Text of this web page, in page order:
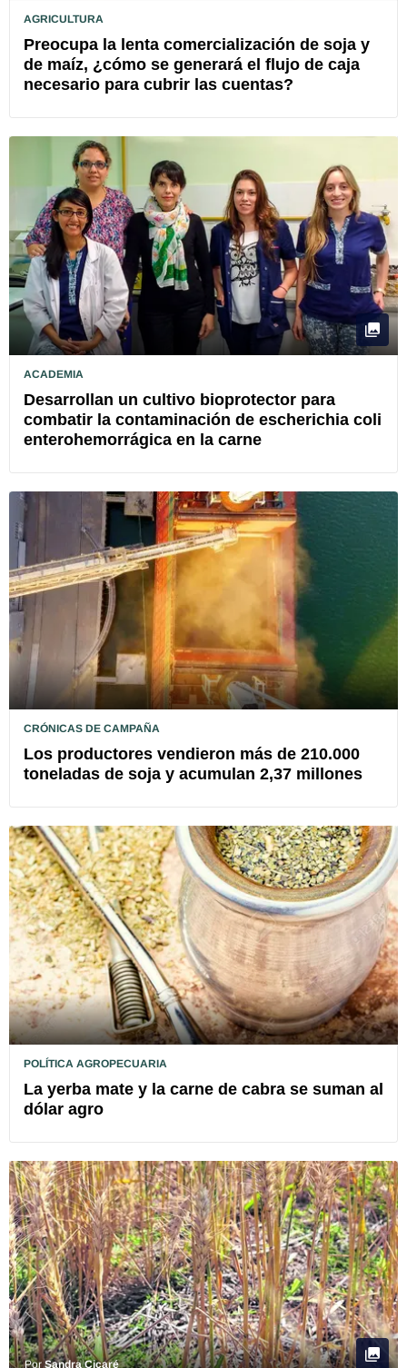
AGRICULTURA
Preocupa la lenta comercialización de soja y
de maíz, ¿cómo se generará el flujo de caja
necesario para cubrir las cuentas?
ACADEMIA
Desarrollan un cultivo bioprotector para
combatir la contaminación de escherichia coli
enterohemorrágica en la carne
CRÓNICAS DE CAMPAÑA
Los productores vendieron más de 210.000
toneladas de soja y acumulan 2,37 millones
POLÍTICA AGROPECUARIA
La yerba mate y la carne de cabra se suman al
dólar agro
PorSandra Cicaré